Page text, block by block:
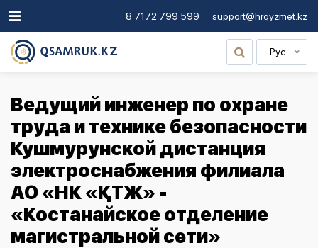
8 7172 799 599 support@hrqyzmet.kz
Рус
Ведущий инженер по охране
труда и технике безопасности
Кушмурунской дистанция
электроснабжения филиала
АО «НК «ҚТЖ» -
«Костанайское отделение
магистральной сети»